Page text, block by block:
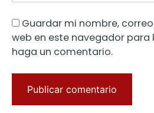
Guardar mi nombre,
web en este navegador para
haga un comentario.